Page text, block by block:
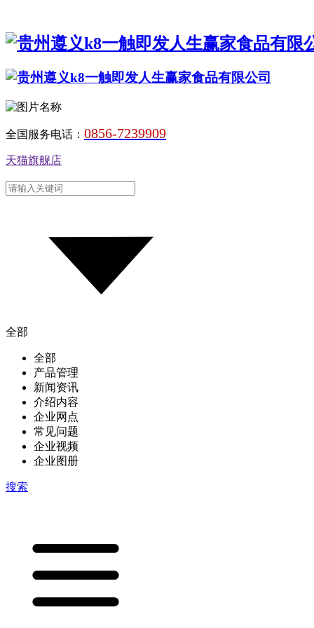
全国服务电话： 0856-7239909
天猫旗舰店
全部
全部
产品管理
新闻资讯
介绍内容
企业网点
常见问题
企业视频
企业图册
搜索